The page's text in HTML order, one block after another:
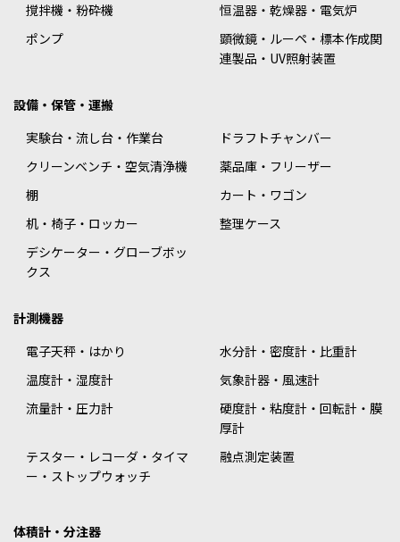
撹拌機・粉砕機
恒温器・乾燥器・電気炉
ポンプ
顕微鏡・ルーペ・標本作成関
連製品・UV照射装置
設備・保管・運搬
実験台・流し台・作業台
ドラフトチャンバー
クリーンベンチ・空気清浄機
薬品庫・フリーザー
棚
カート・ワゴン
机・椅子・ロッカー
整理ケース
デシケーター・グローブボッ
クス
計測機器
電子天秤・はかり
水分計・密度計・比重計
温度計・湿度計
気象計器・風速計
流量計・圧力計
硬度計・粘度計・回転計・膜
厚計
テスター・レコーダ・タイマ
ー・ストップウォッチ
融点測定装置
体積計・分注器